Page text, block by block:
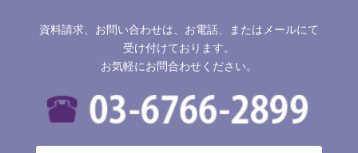
資料請求、お問い合わせは、お電話、またはメールにて
受け付けております。
お気軽にお問合わせください。